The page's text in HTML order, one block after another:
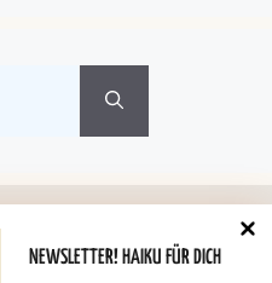
NEWSLETTER! HAIKU FÜR DICH